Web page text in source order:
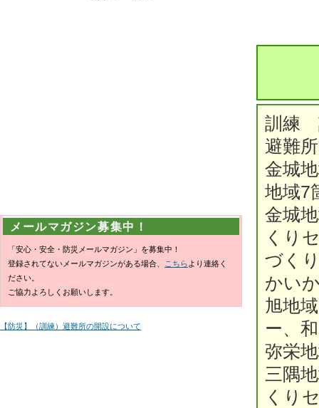
訓練
避難
金城
地域7
金城
くり
づく
かい
旭地
ー、
弥栄
三隅
くり
メールマガジン募集中！
「安心・安全・防災メールマガジン」を募集中！
登録されてないメールマガジンがある場合、
こちら より連絡く
ださい。
ご協力よろしくお願いします。
【防災】（訓練）避難所の開設について